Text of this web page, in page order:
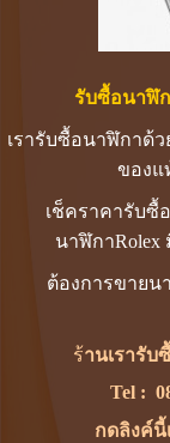
รับซื้อนาฬิก
เรารับซื้อนาฬิกาด้
ของแ
เช็คราคารับซื้
นาฬิกา
ต้องการขายน
ร้านเรารับ
Tel :
กดลิงค์นี้